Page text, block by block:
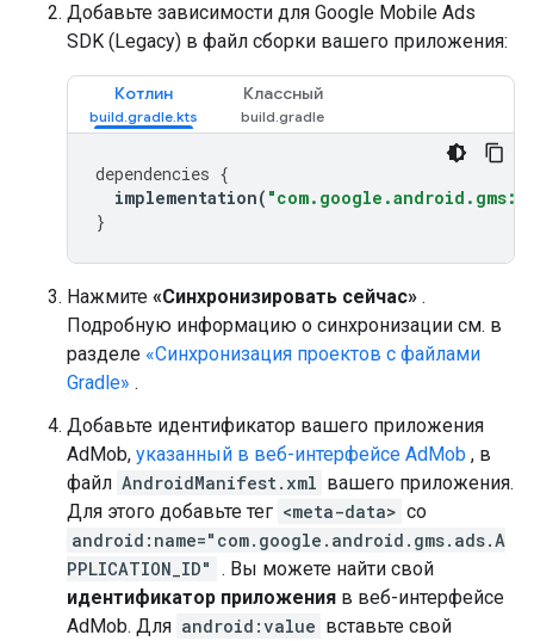
Добавьте зависимости для Google Mobile Ads
SDK (Legacy) в файл сборки вашего приложения:
Котлин Классный
dependencies {
implementation(
}
Нажмите «Синхронизировать сейчас» .
Подробную информацию о синхронизации см. в
разделе «Синхронизация проектов с файлами
Gradle» .
Добавьте идентификатор вашего приложения
AdMob, указанный в веб-интерфейсе AdMob , в
файл AndroidManifest.xml вашего приложения.
Для этого добавьте тег <meta-data> со
android:name="com.google.android.gms.ads.A
PPLICATION_ID" . Вы можете найти свой
идентификатор приложения в веб-интерфейсе
AdMob. Для android:value вставьте свой